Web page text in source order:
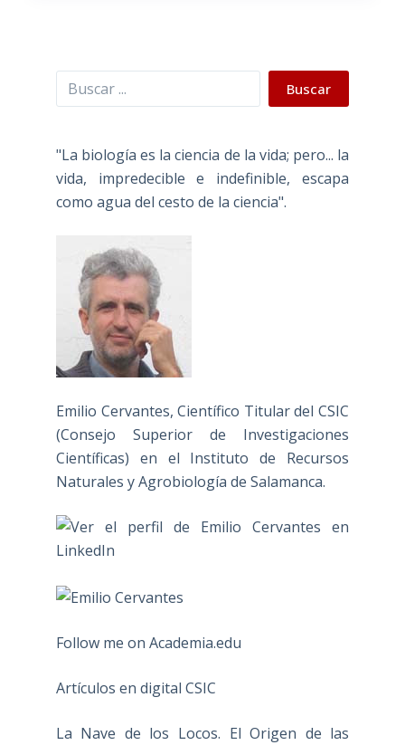
Buscar Buscar
"La biología es la ciencia de la vida; pero... la
vida, impredecible e indefinible, escapa
como agua del cesto de la ciencia".
Emilio Cervantes, Científico Titular del CSIC
(Consejo Superior de Investigaciones
Científicas) en el Instituto de Recursos
Naturales y Agrobiología de Salamanca.
Follow me on Academia.edu
Artículos en digital CSIC
La Nave de los Locos. El Origen de las